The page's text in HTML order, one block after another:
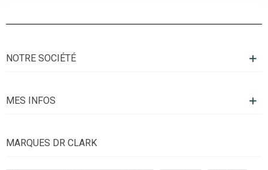
NOTRE SOCIÉTÉ
MES INFOS
MARQUES DR CLARK